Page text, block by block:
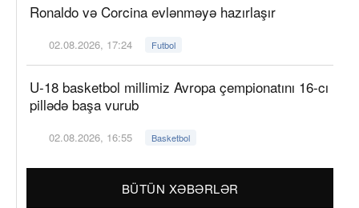
Ronaldo və Corcina evlənməyə hazırlaşır
02.08.2026, 17:24 Futbol
U-18 basketbol millimiz Avropa çempionatını 16-cı
pillədə başa vurub
02.08.2026, 16:55 Basketbol
BÜTÜN XƏBƏRLƏR